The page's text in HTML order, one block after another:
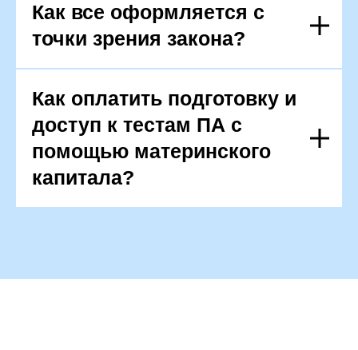
Как все оформляется с
точки зрения закона?
Как оплатить подготовку и
доступ к тестам ПА с
помощью материнского
капитала?